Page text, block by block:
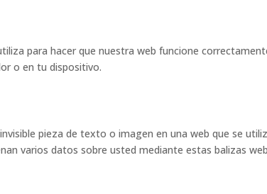
para hacer que nuestra web funcione
o en tu dispositivo.
pieza de texto o imagen en una web que se
varios datos sobre usted mediante estas balizas